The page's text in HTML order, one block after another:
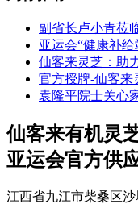
副省长卢小青莅
亚运会“健康补
仙客来灵芝：助
官方授牌-仙客来
袁隆平院士关心
仙客来有机灵
亚运会官方供
江西省九江市柴桑区沙